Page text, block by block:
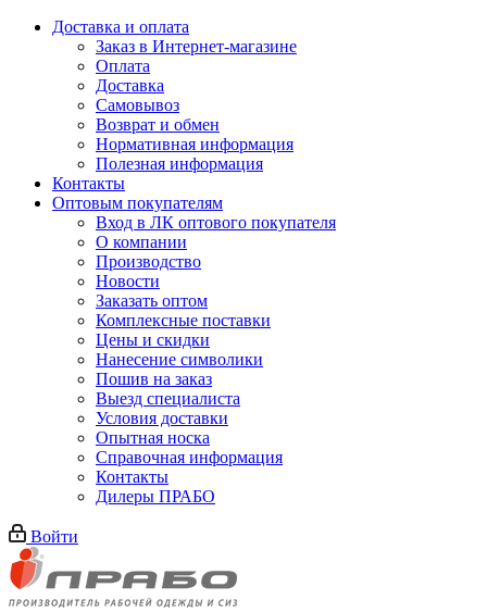
Доставка и оплата
Заказ в Интернет-магазине
Оплата
Доставка
Самовывоз
Возврат и обмен
Нормативная информация
Полезная информация
Контакты
Оптовым покупателям
Вход в ЛК оптового покупателя
О компании
Производство
Новости
Заказать оптом
Комплексные поставки
Цены и скидки
Нанесение символики
Пошив на заказ
Выезд специалиста
Условия доставки
Опытная носка
Справочная информация
Контакты
Дилеры ПРАБО
Войти